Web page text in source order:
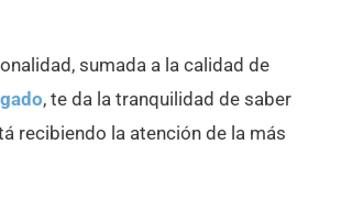
sumada a la calidad de
, te da la tranquilidad de saber
recibiendo la atención de la más